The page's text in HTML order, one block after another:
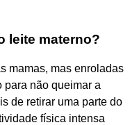
leite materno?
mamas, mas enroladas
para não queimar a
de retirar uma parte do
física intensa